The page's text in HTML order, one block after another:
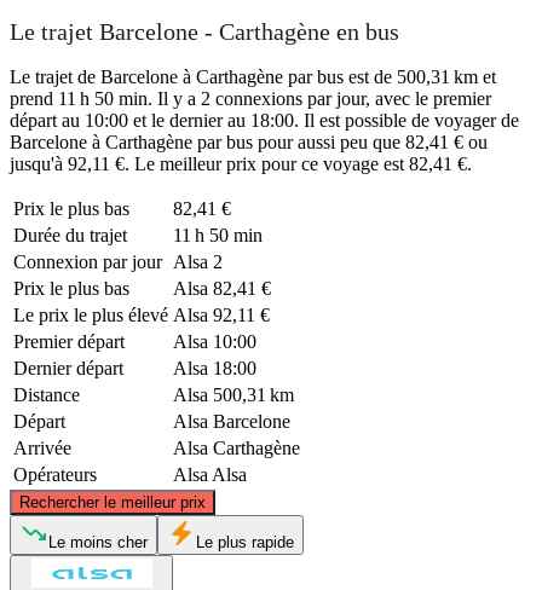
Le trajet Barcelone - Carthagène en bus
Le trajet de Barcelone à Carthagène par bus est de 500,31 km et
prend 11 h 50 min. Il y a 2 connexions par jour, avec le premier
départ au 10:00 et le dernier au 18:00. Il est possible de voyager de
Barcelone à Carthagène par bus pour aussi peu que 82,41 € ou
jusqu'à 92,11 €. Le meilleur prix pour ce voyage est 82,41 €.
Prix ​​le plus bas
82,41 €
Durée du trajet
11 h 50 min
Connexion par jour Alsa 2
Prix ​​le plus bas
Alsa 82,41 €
Le prix le plus élevé Alsa 92,11 €
Premier départ
Alsa 10:00
Dernier départ
Alsa 18:00
Distance
Alsa 500,31 km
Départ
Alsa Barcelone
Arrivée
Alsa Carthagène
Opérateurs
Alsa Alsa
Rechercher le meilleur prix
Le moins cher Le plus rapide